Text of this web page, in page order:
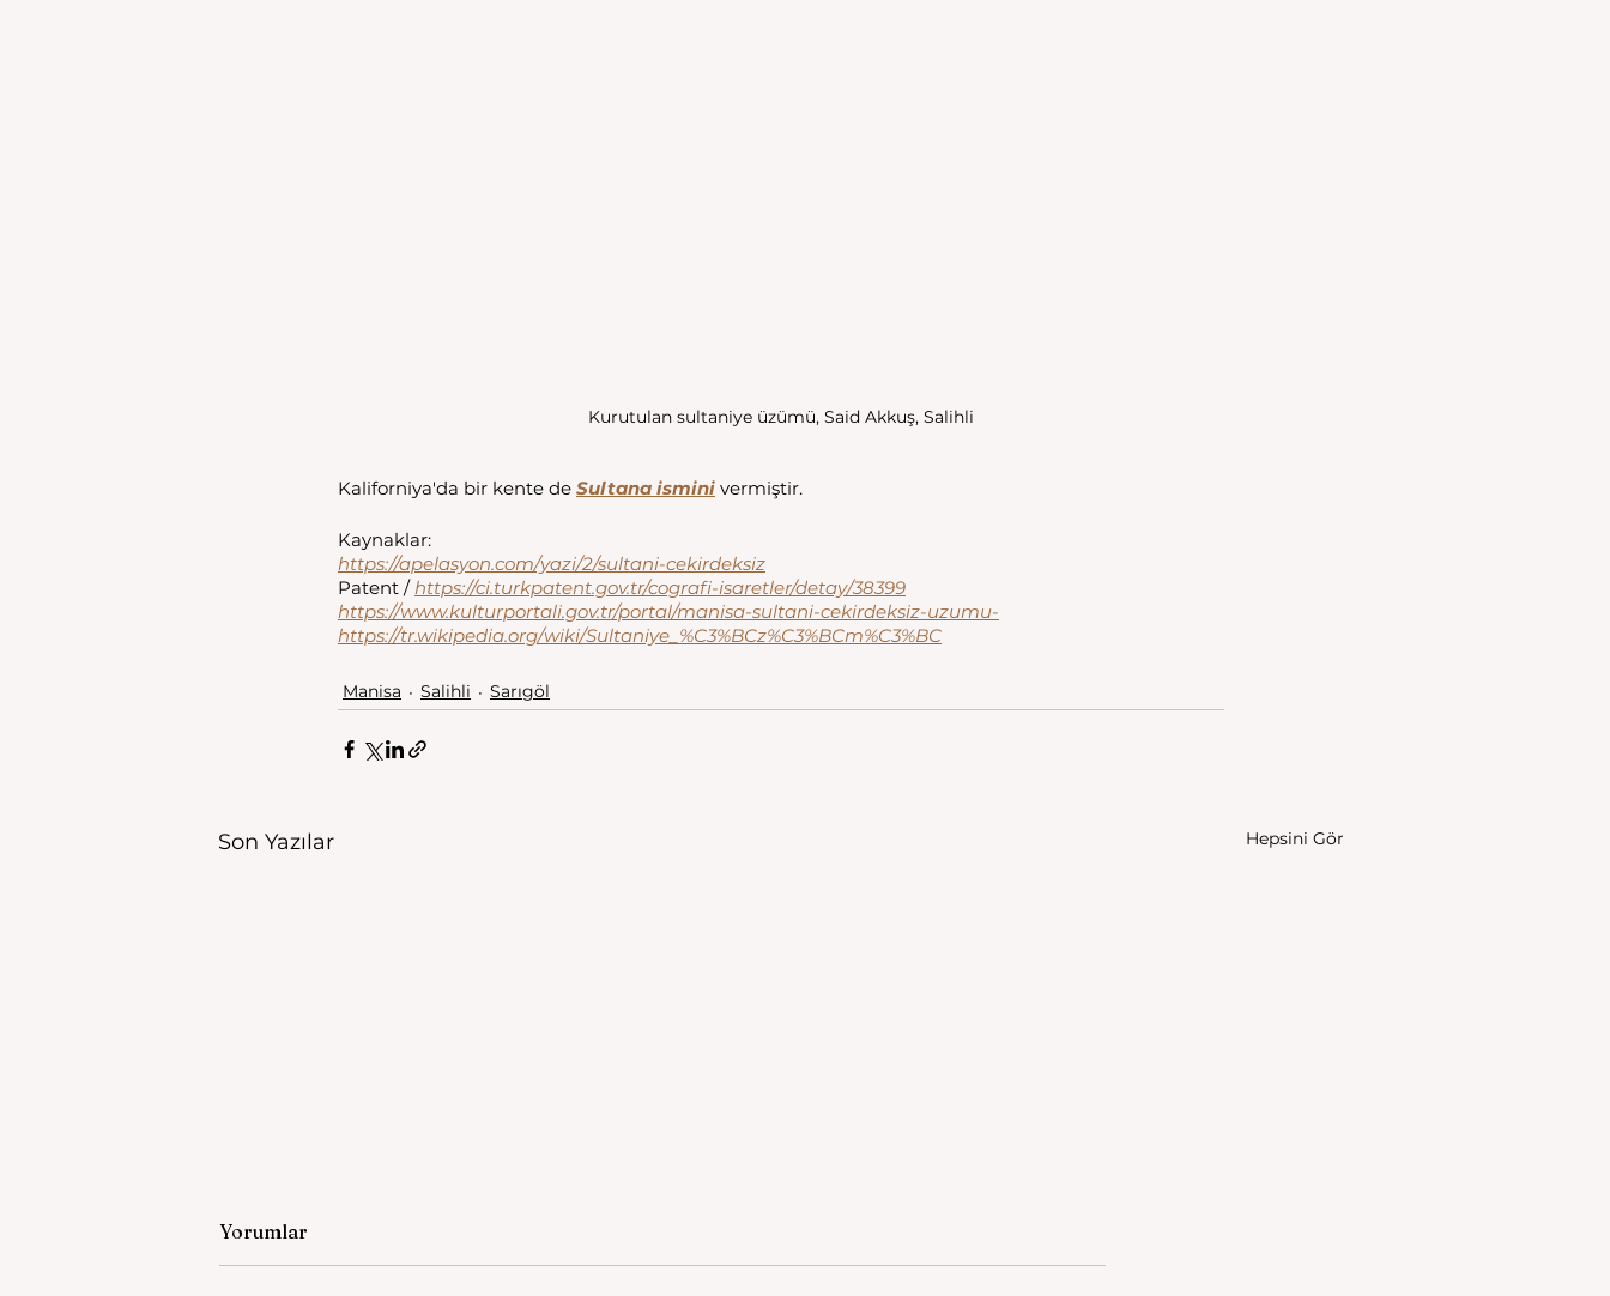
Kurutulan sultaniye üzümü, Said Akkuş, Salihli
Kaliforniya'da bir kente de Sultana ismini vermiştir.
Kaynaklar:
https://apelasyon.com/yazi/2/sultani-cekirdeksiz
Patent / https://ci.turkpatent.gov.tr/cografi-isaretler/detay/38399
https://www.kulturportali.gov.tr/portal/manisa-sultani-cekirdeksiz-uzumu-
https://tr.wikipedia.org/wiki/Sultaniye_%C3%BCz%C3%BCm%C3%BC
Manisa Salihli Sarıgöl
Son Yazılar Hepsini Gör
Yorumlar